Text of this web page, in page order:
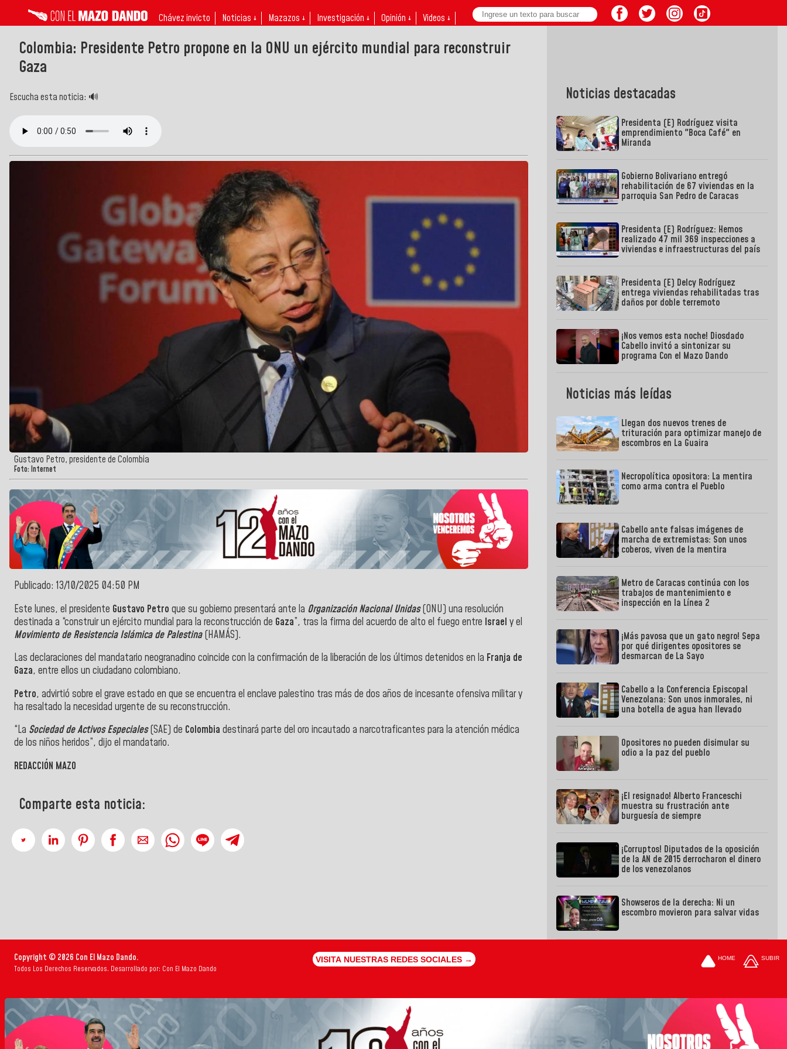
Chávez invicto Noticias ↓ Mazazos ↓ Investigación ↓ Opinión ↓ Videos ↓
Colombia: Presidente Petro propone en la ONU un ejército mundial para reconstruir
Gaza
Escucha esta noticia: 🔊
Gustavo Petro, presidente de Colombia
Foto: Internet
Publicado: 13/10/2025 04:50 PM
Este lunes, el presidente Gustavo Petro que su gobierno presentará ante la Organización Nacional Unidas(ONU) una resolución
destinada a “construir un ejército mundial para la reconstrucción de Gaza”, tras la firma del acuerdo de alto el fuego entre Israel y el
Movimiento de Resistencia Islámica de Palestina(HAMÁS).
Las declaraciones del mandatario neogranadino coincide con la confirmación de la liberación de los últimos detenidos en la Franja de
Gaza, entre ellos un ciudadano colombiano.
Petro, advirtió sobre el grave estado en que se encuentra el enclave palestino tras más de dos años de incesante ofensiva militar y
ha resaltado la necesidad urgente de su reconstrucción.
“La Sociedad de Activos Especiales(SAE) de Colombia destinará parte del oro incautado a narcotraficantes para la atención médica
de los niños heridos”, dijo el mandatario.
REDACCIÓN MAZO
Comparte esta noticia:
Noticias destacadas
Presidenta (E) Rodríguez visita
emprendimiento "Boca Café" en
Miranda
Gobierno Bolivariano entregó
rehabilitación de 67 viviendas en la
parroquia San Pedro de Caracas
Presidenta (E) Rodríguez: Hemos
realizado 47 mil 369 inspecciones a
viviendas e infraestructuras del país
Presidenta (E) Delcy Rodríguez
entrega viviendas rehabilitadas tras
daños por doble terremoto
¡Nos vemos esta noche! Diosdado
Cabello invitó a sintonizar su
programa Con el Mazo Dando
Noticias más leídas
Llegan dos nuevos trenes de
trituración para optimizar manejo de
escombros en La Guaira
Necropolítica opositora: La mentira
como arma contra el Pueblo
Cabello ante falsas imágenes de
marcha de extremistas: Son unos
coberos, viven de la mentira
Metro de Caracas continúa con los
trabajos de mantenimiento e
inspección en la Línea 2
¡Más pavosa que un gato negro! Sepa
por qué dirigentes opositores se
desmarcan de La Sayo
Cabello a la Conferencia Episcopal
Venezolana: Son unos inmorales, ni
una botella de agua han llevado
Opositores no pueden disimular su
odio a la paz del pueblo
¡El resignado! Alberto Franceschi
muestra su frustración ante
burguesía de siempre
¡Corruptos! Diputados de la oposición
de la AN de 2015 derrocharon el dinero
de los venezolanos
Showseros de la derecha: Ni un
escombro movieron para salvar vidas
Copyright © 2026 Con El Mazo Dando.
Todos Los Derechos Reservados. Desarrollado por: Con El Mazo Dando
VISITA NUESTRAS REDES SOCIALES → HOME SUBIR